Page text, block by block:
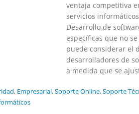
ventaja competitiva
servicios
Desarrollo de
específicas que no
puede considerar el
desarrolladores de
a medida que se
, Empresarial,Soporte Online,Soporte